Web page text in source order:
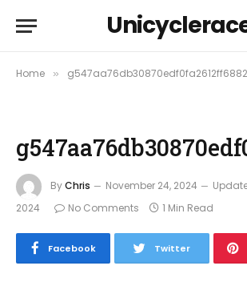
Home »
ByChris November 24, 2024
2024
No Comments 1 Min Read
Facebook Twitter